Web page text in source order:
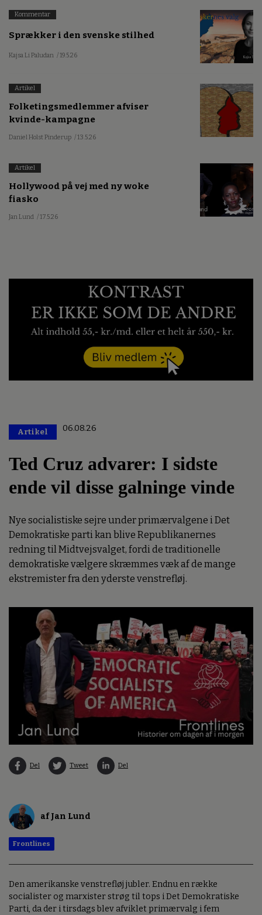
Kommentar
Sprækker i den svenske stilhed
Kajsa Li Paludan / 19.5.26
Artikel
Folketingsmedlemmer afviser
kvinde-kampagne
Daniel Holst Pinderup / 13.5.26
Artikel
Hollywood på vej med ny woke
fiasko
Jan Lund / 17.5.26
Artikel 06.08.26
Ted Cruz advarer: I sidste
ende vil disse galninge vinde
Nye socialistiske sejre under primærvalgene i Det
Demokratiske parti kan blive Republikanernes
redning til Midtvejsvalget, fordi de traditionelle
demokratiske vælgere skræmmes væk af de mange
ekstremister fra den yderste venstrefløj.
Del Tweet Del
af Jan Lund
Frontlines
Den amerikanske venstrefløj jubler. Endnu en række
socialister og marxister strøg til tops i Det Demokratiske
Parti, da der i tirsdags blev afviklet primærvalg i fem